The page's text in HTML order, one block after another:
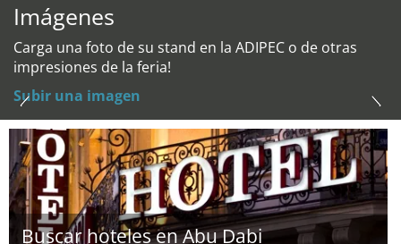
Imágenes
Carga una foto de su stand en la ADIPEC o de otras
impresiones de la feria!
Subir una imagen
Buscar hoteles en Abu Dabi